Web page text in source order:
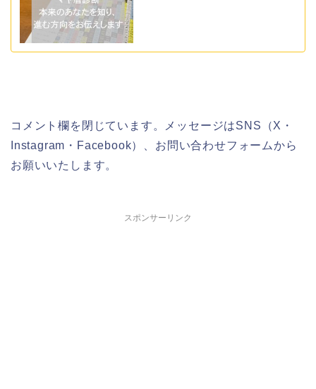
コメント欄を閉じています。メッセージはSNS（X・
Instagram・Facebook）、お問い合わせフォームから
お願いいたします。
スポンサーリンク